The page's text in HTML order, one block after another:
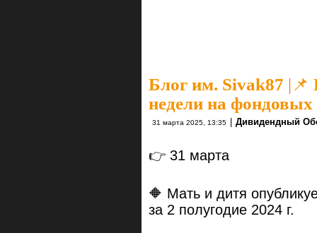
Блог им. Sivak87 |📌
недели на
31 марта 2025, 13:35 | Дивидендный
👉 31 марта
🔶 Мать и дитя
за 2 полугодие 2024 г.